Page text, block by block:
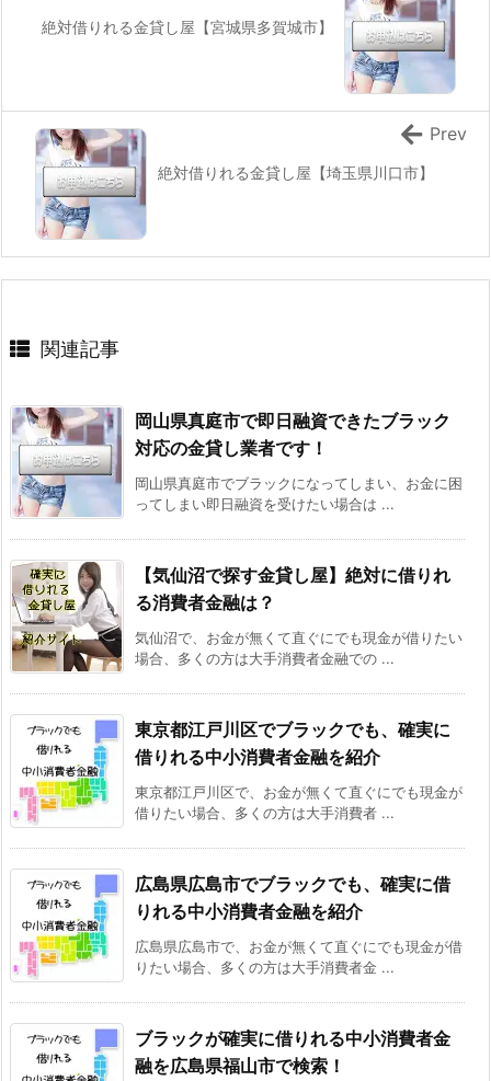
絶対借りれる金貸し屋【宮城県多賀城市】
絶対借りれる金貸し屋【埼玉県川口市】
Prev
関連記事
岡山県真庭市で即日融資できたブラック
対応の金貸し業者です！
岡山県真庭市でブラックになってしまい、お金に困
ってしまい即日融資を受けたい場合は ...
【気仙沼で探す金貸し屋】絶対に借りれ
る消費者金融は？
気仙沼で、お金が無くて直ぐにでも現金が借りたい
場合、多くの方は大手消費者金融での ...
東京都江戸川区でブラックでも、確実に
借りれる中小消費者金融を紹介
東京都江戸川区で、お金が無くて直ぐにでも現金が
借りたい場合、多くの方は大手消費者 ...
広島県広島市でブラックでも、確実に借
りれる中小消費者金融を紹介
広島県広島市で、お金が無くて直ぐにでも現金が借
りたい場合、多くの方は大手消費者金 ...
ブラックが確実に借りれる中小消費者金
融を広島県福山市で検索！